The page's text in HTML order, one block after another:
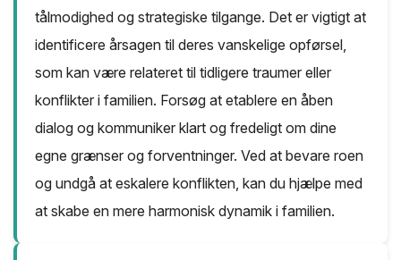
tålmodighed og strategiske tilgange. Det er vigtigt at
identificere årsagen til deres vanskelige opførsel,
som kan være relateret til tidligere traumer eller
konflikter i familien. Forsøg at etablere en åben
dialog og kommuniker klart og fredeligt om dine
egne grænser og forventninger. Ved at bevare roen
og undgå at eskalere konflikten, kan du hjælpe med
at skabe en mere harmonisk dynamik i familien.